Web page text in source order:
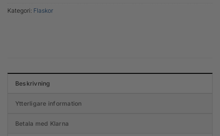
Kategori: Flaskor
Beskrivning
Ytterligare information
Betala med Klarna